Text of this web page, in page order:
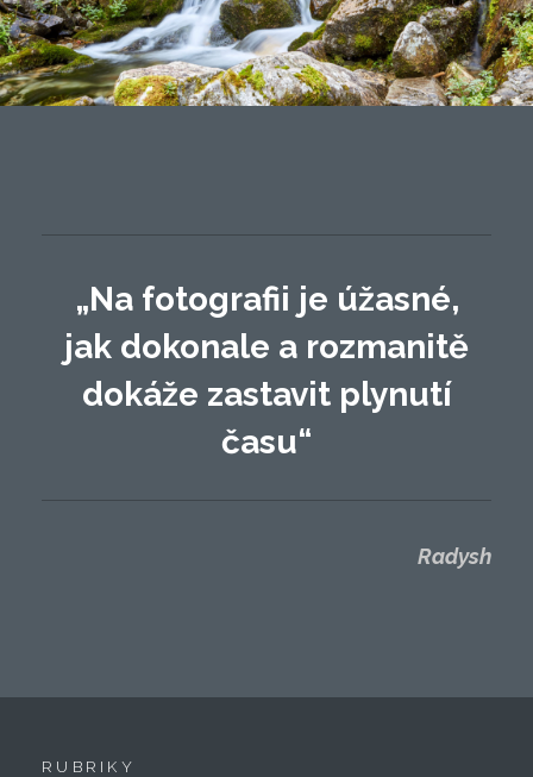
„Na fotografii je úžasné,
jak dokonale a rozmanitě
dokáže zastavit plynutí
času“
Radysh
RUBRIKY